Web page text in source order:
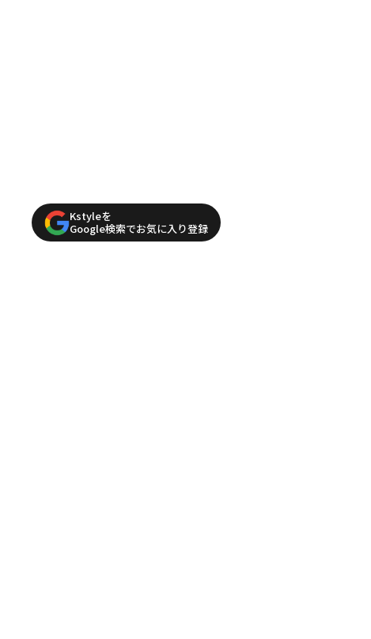
Kstyleを
Google検索でお気に入り登録